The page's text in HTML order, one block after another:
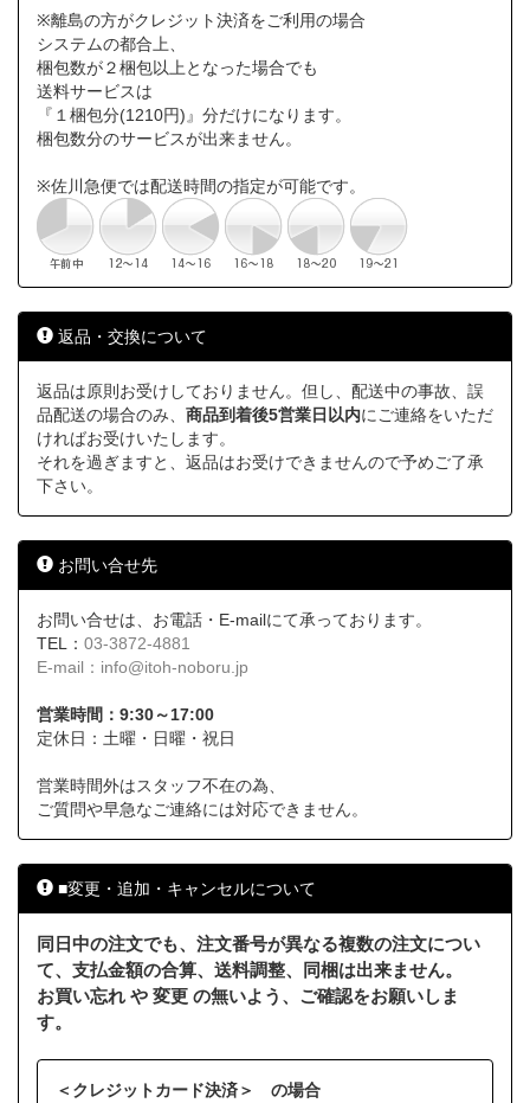
※離島の方がクレジット決済をご利用の場合
システムの都合上、
梱包数が２梱包以上となった場合でも
送料サービスは
『１梱包分(1210円)』分だけになります。
梱包数分のサービスが出来ません。
※佐川急便では配送時間の指定が可能です。
返品・交換について
返品は原則お受けしておりません。但し、配送中の事故、誤
品配送の場合のみ、 商品到着後5営業日以内にご連絡をいただ
ければお受けいたします。
それを過ぎますと、返品はお受けできませんので予めご了承
下さい。
お問い合せ先
お問い合せは、お電話・E-mailにて承っております。
TEL： 03-3872-4881
E-mail： info@itoh-noboru.jp
営業時間：9:30～17:00
定休日：土曜・日曜・祝日
営業時間外はスタッフ不在の為、
ご質問や早急なご連絡には対応できません。
■変更・追加・キャンセルについて
同日中の注文でも、注文番号が異なる複数の注文につい
て、支払金額の合算、送料調整、同梱は出来ません。
お買い忘れ や 変更 の無いよう、ご確認をお願いしま
す。
＜クレジットカード決済＞ の場合